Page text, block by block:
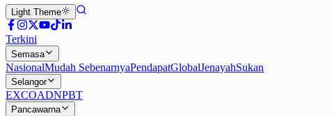
Light Theme
Terkini
Semasa
NasionalMudah SebenarnyaPendapatGlobalJenayahSukan
Selangor
EXCOADNPBT
Pancawarna